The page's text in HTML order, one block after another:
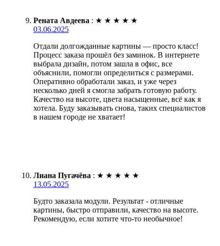
Рената Авдеева : ★ ★ ★ ★ ★
03.06.2025
Отдали долгожданные картины — просто класс!
Процесс заказа прошёл без заминок. В интернете
выбрала дизайн, потом зашла в офис, все
объяснили, помогли определиться с размерами.
Оперативно обработали заказ, и уже через
несколько дней я смогла забрать готовую работу.
Качество на высоте, цвета насыщенные, всё как я
хотела. Буду заказывать снова, таких специалистов
в нашем городе не хватает!
Лиана Пугачёва : ★ ★ ★ ★ ★
13.05.2025
Будто заказала модули. Результат - отличные
картины, быстро отправили, качество на высоте.
Рекомендую, если хотите что-то необычное!